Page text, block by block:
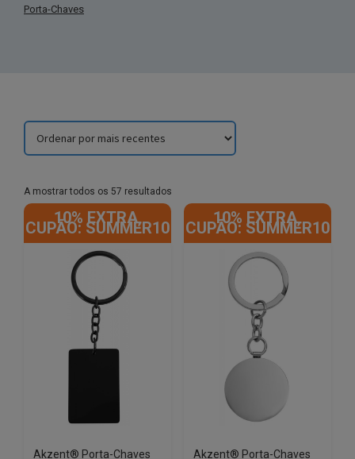
Porta-Chaves
A mostrar todos os 57 resultados
latest
10% EXTRA,
CUPÃO: SUMMER10
Akzent® Porta-Chaves
10% EXTRA,
CUPÃO: SUMMER10
Akzent® Porta-Chaves